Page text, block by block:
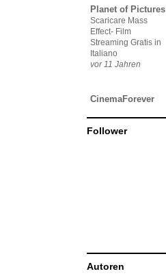
Planet of Pictures
Scaricare Mass
Effect- Film
Streaming Gratis in
Italiano
vor 11 Jahren
CinemaForever
Follower
Autoren